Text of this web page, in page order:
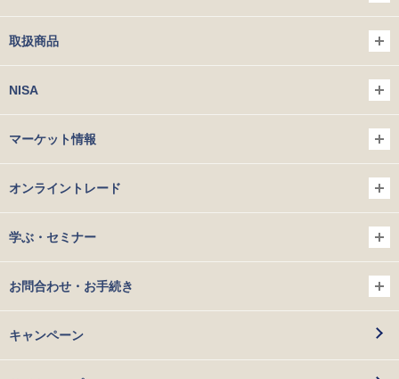
取扱商品
NISA
マーケット情報
オンライントレード
学ぶ・セミナー
お問合わせ・お手続き
キャンペーン